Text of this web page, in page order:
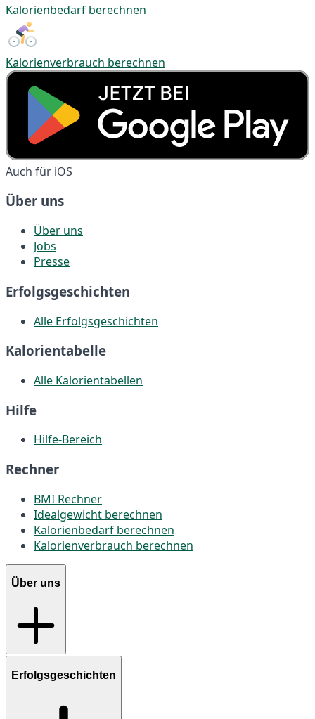
Kalorienbedarf berechnen
Kalorienverbrauch berechnen
Auch für iOS
Über uns
Über uns
Jobs
Presse
Erfolgsgeschichten
Alle Erfolgsgeschichten
Kalorientabelle
Alle Kalorientabellen
Hilfe
Hilfe-Bereich
Rechner
BMI Rechner
Idealgewicht berechnen
Kalorienbedarf berechnen
Kalorienverbrauch berechnen
Über uns
Erfolgsgeschichten